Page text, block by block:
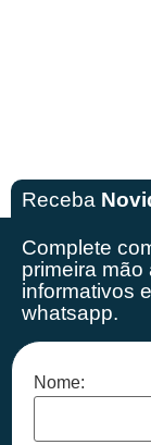
Receba
Complete
primeira mão
informativos
whatsapp.
Nome: